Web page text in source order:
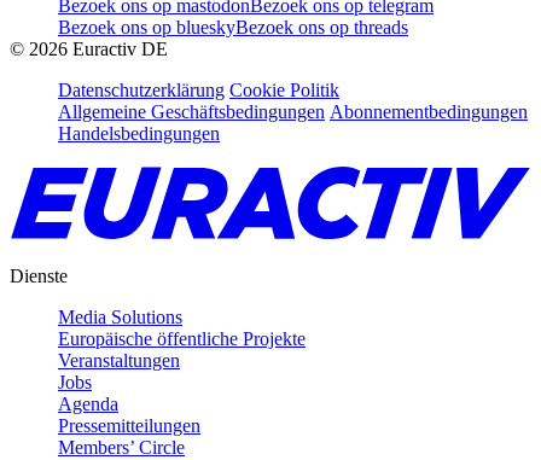
Bezoek ons op mastodonBezoek ons op telegram
Bezoek ons op blueskyBezoek ons op threads
© 2026 Euractiv DE
Datenschutzerklärung Cookie Politik
Allgemeine Geschäftsbedingungen Abonnementbedingungen
Handelsbedingungen
Dienste
Media Solutions
Europäische öffentliche Projekte
Veranstaltungen
Jobs
Agenda
Pressemitteilungen
Members’ Circle